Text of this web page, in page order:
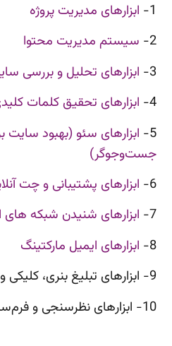
1- ابزارهای مدیریت پروژه
2- سیستم مدیریت محتوا
3- ابزارهای تحلیل و بررسی
4- ابزارهای تحقیق کلمات
5- ابزارهای سئو (بهبود سایت
جست‌وجوگر)
6- ابزارهای پشتیبانی و چت
7- ابزارهای شنیدن شبکه های
8- ابزارهای ایمیل مارکتینگ
9- ابزارهای تبلیغ بنری، کلیکی و ریتارگتینگ
10- ابزارهای نظرسنجی و فرم‌ساز آنلاین